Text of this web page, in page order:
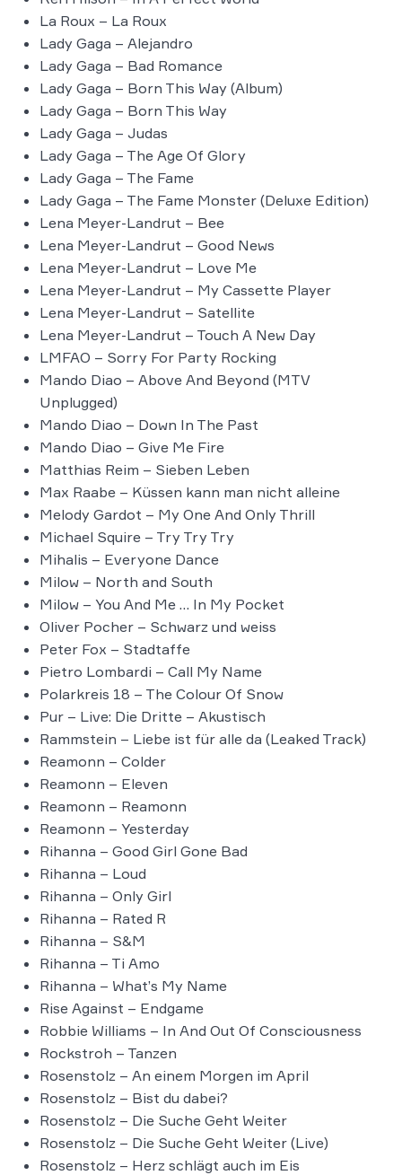
La Roux – La Roux
Lady Gaga – Alejandro
Lady Gaga – Bad Romance
Lady Gaga – Born This Way (Album)
Lady Gaga – Born This Way
Lady Gaga – Judas
Lady Gaga – The Age Of Glory
Lady Gaga – The Fame
Lady Gaga – The Fame Monster (Deluxe Edition)
Lena Meyer-Landrut – Bee
Lena Meyer-Landrut – Good News
Lena Meyer-Landrut – Love Me
Lena Meyer-Landrut – My Cassette Player
Lena Meyer-Landrut – Satellite
Lena Meyer-Landrut – Touch A New Day
LMFAO – Sorry For Party Rocking
Mando Diao – Above And Beyond (MTV
Unplugged)
Mando Diao – Down In The Past
Mando Diao – Give Me Fire
Matthias Reim – Sieben Leben
Max Raabe – Küssen kann man nicht alleine
Melody Gardot – My One And Only Thrill
Michael Squire – Try Try Try
Mihalis – Everyone Dance
Milow – North and South
Milow – You And Me … In My Pocket
Oliver Pocher – Schwarz und weiss
Peter Fox – Stadtaffe
Pietro Lombardi – Call My Name
Polarkreis 18 – The Colour Of Snow
Pur – Live: Die Dritte – Akustisch
Rammstein – Liebe ist für alle da (Leaked Track)
Reamonn – Colder
Reamonn – Eleven
Reamonn – Reamonn
Reamonn – Yesterday
Rihanna – Good Girl Gone Bad
Rihanna – Loud
Rihanna – Only Girl
Rihanna – Rated R
Rihanna – S&M
Rihanna – Ti Amo
Rihanna – What’s My Name
Rise Against – Endgame
Robbie Williams – In And Out Of Consciousness
Rockstroh – Tanzen
Rosenstolz – An einem Morgen im April
Rosenstolz – Bist du dabei?
Rosenstolz – Die Suche Geht Weiter
Rosenstolz – Die Suche Geht Weiter (Live)
Rosenstolz – Herz schlägt auch im Eis